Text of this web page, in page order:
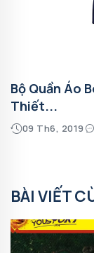
Bộ Quần Áo
Thiết...
09 Th6, 2019
BÀI VIẾT